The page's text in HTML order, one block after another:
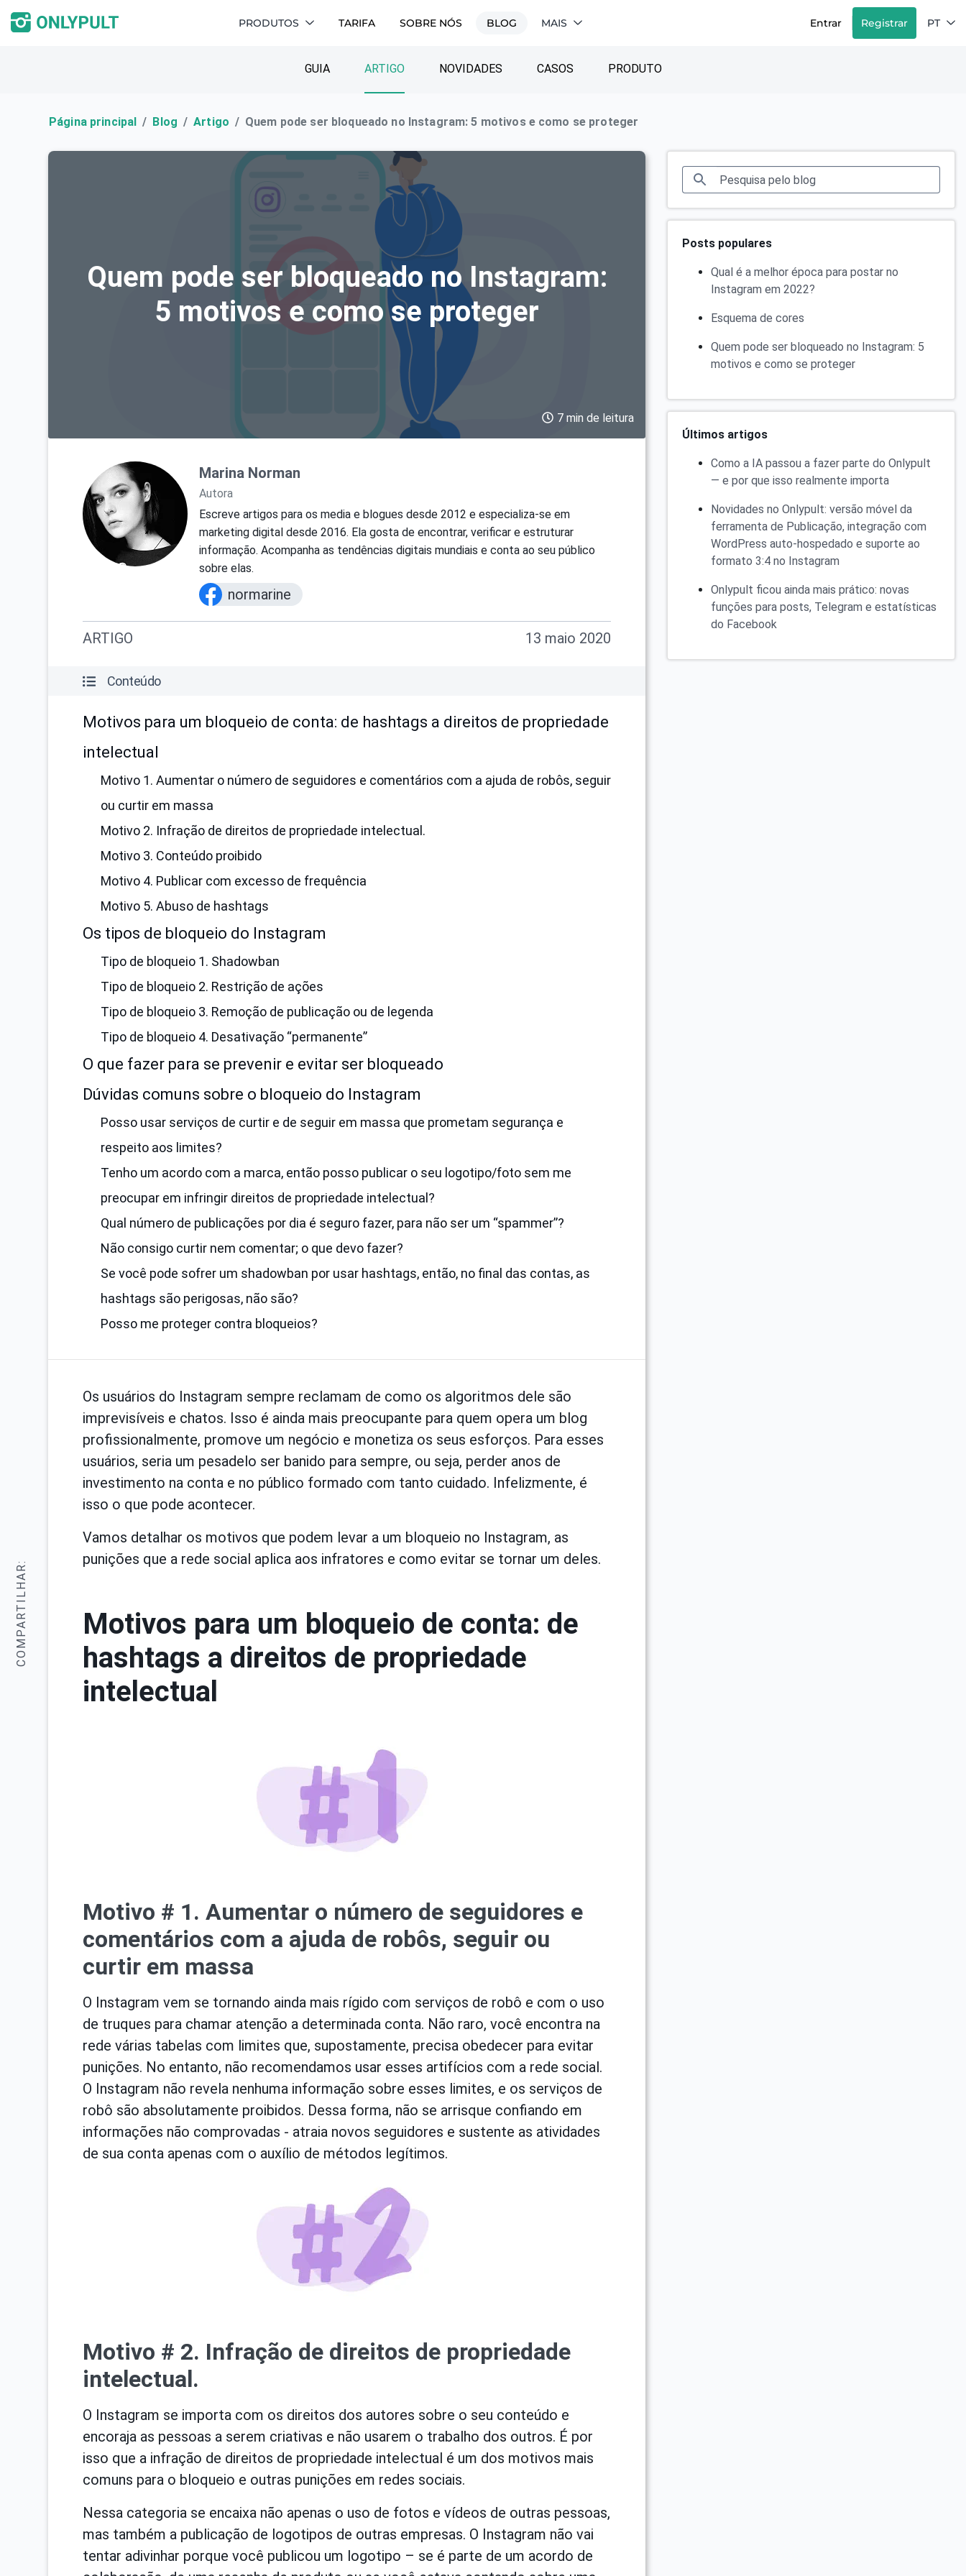
PRODUTOS TARIFA SOBRE NÓS BLOG MAIS Entrar Registrar PT
GUIA ARTIGO NOVIDADES CASOS PRODUTO
Página principal Blog Artigo Quem pode ser bloqueado no Instagram: 5 motivos e como se proteger
COMPARTILHAR:
Quem pode ser bloqueado no Instagram:
5 motivos e como se proteger
7 min de leitura
Marina Norman
Autora
Escreve artigos para os media e blogues desde 2012 e especializa-se em
marketing digital desde 2016. Ela gosta de encontrar, verificar e estruturar
informação. Acompanha as tendências digitais mundiais e conta ao seu público
sobre elas.
normarine
ARTIGO 13 maio 2020
Conteúdo
Motivos para um bloqueio de conta: de hashtags a direitos de propriedade
intelectual
Motivo 1. Aumentar o número de seguidores e comentários com a ajuda de robôs, seguir
ou curtir em massa
Motivo 2. Infração de direitos de propriedade intelectual.
Motivo 3. Conteúdo proibido
Motivo 4. Publicar com excesso de frequência
Motivo 5. Abuso de hashtags
Os tipos de bloqueio do Instagram
Tipo de bloqueio 1. Shadowban
Tipo de bloqueio 2. Restrição de ações
Tipo de bloqueio 3. Remoção de publicação ou de legenda
Tipo de bloqueio 4. Desativação “permanente”
O que fazer para se prevenir e evitar ser bloqueado
Dúvidas comuns sobre o bloqueio do Instagram
Posso usar serviços de curtir e de seguir em massa que prometam segurança e
respeito aos limites?
Tenho um acordo com a marca, então posso publicar o seu logotipo/foto sem me
preocupar em infringir direitos de propriedade intelectual?
Qual número de publicações por dia é seguro fazer, para não ser um “spammer”?
Não consigo curtir nem comentar; o que devo fazer?
Se você pode sofrer um shadowban por usar hashtags, então, no final das contas, as
hashtags são perigosas, não são?
Posso me proteger contra bloqueios?
Os usuários do Instagram sempre reclamam de como os algoritmos dele são
imprevisíveis e chatos. Isso é ainda mais preocupante para quem opera um blog
profissionalmente, promove um negócio e monetiza os seus esforços. Para esses
usuários, seria um pesadelo ser banido para sempre, ou seja, perder anos de
investimento na conta e no público formado com tanto cuidado. Infelizmente, é
isso o que pode acontecer.
Vamos detalhar os motivos que podem levar a um bloqueio no Instagram, as
punições que a rede social aplica aos infratores e como evitar se tornar um deles.
Motivos para um bloqueio de conta: de
hashtags a direitos de propriedade
intelectual
Motivo # 1. Aumentar o número de seguidores e
comentários com a ajuda de robôs, seguir ou
curtir em massa
O Instagram vem se tornando ainda mais rígido com serviços de robô e com o uso
de truques para chamar atenção a determinada conta. Não raro, você encontra na
rede várias tabelas com limites que, supostamente, precisa obedecer para evitar
punições. No entanto, não recomendamos usar esses artifícios com a rede social.
O Instagram não revela nenhuma informação sobre esses limites, e os serviços de
robô são absolutamente proibidos. Dessa forma, não se arrisque confiando em
informações não comprovadas - atraia novos seguidores e sustente as atividades
de sua conta apenas com o auxílio de métodos legítimos.
Motivo # 2. Infração de direitos de propriedade
intelectual.
O Instagram se importa com os direitos dos autores sobre o seu conteúdo e
encoraja as pessoas a serem criativas e não usarem o trabalho dos outros. É por
isso que a infração de direitos de propriedade intelectual é um dos motivos mais
comuns para o bloqueio e outras punições em redes sociais.
Nessa categoria se encaixa não apenas o uso de fotos e vídeos de outras pessoas,
mas também a publicação de logotipos de outras empresas. O Instagram não vai
tentar adivinhar porque você publicou um logotipo – se é parte de um acordo de
Posts populares
Qual é a melhor época para postar no
Instagram em 2022?
Esquema de cores
Quem pode ser bloqueado no Instagram: 5
motivos e como se proteger
Últimos artigos
Como a IA passou a fazer parte do Onlypult
— e por que isso realmente importa
Novidades no Onlypult: versão móvel da
ferramenta de Publicação, integração com
WordPress auto-hospedado e suporte ao
formato 3:4 no Instagram
Onlypult ficou ainda mais prático: novas
funções para posts, Telegram e estatísticas
do Facebook